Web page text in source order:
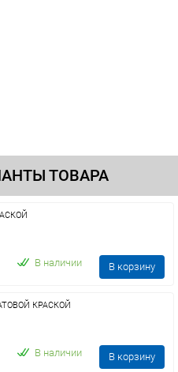
ТОВАРА
В наличии В корзину
КРАСКОЙ
В наличии В корзину